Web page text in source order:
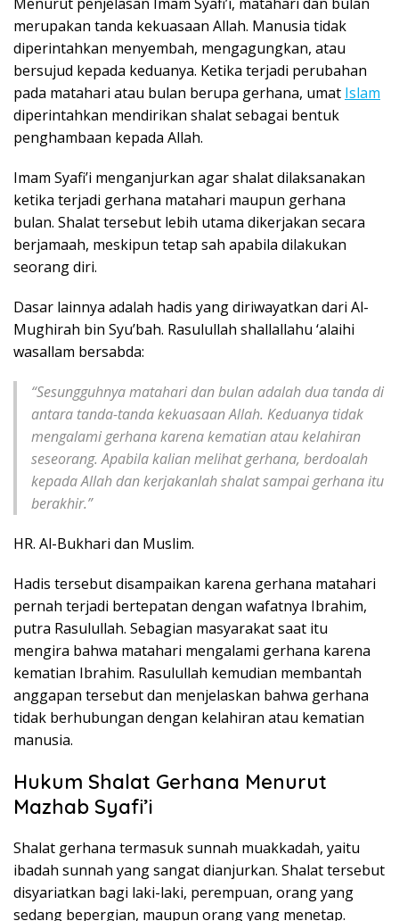
merupakan tanda kekuasaan Allah. Manusia tidak
diperintahkan menyembah, mengagungkan, atau
bersujud kepada keduanya. Ketika terjadi perubahan
pada matahari atau bulan berupa gerhana, umat Islam
diperintahkan mendirikan shalat sebagai bentuk
penghambaan kepada Allah.
Imam Syafi’i menganjurkan agar shalat dilaksanakan
ketika terjadi gerhana matahari maupun gerhana
bulan. Shalat tersebut lebih utama dikerjakan secara
berjamaah, meskipun tetap sah apabila dilakukan
seorang diri.
Dasar lainnya adalah hadis yang diriwayatkan dari Al-
Mughirah bin Syu’bah. Rasulullah shallallahu ‘alaihi
wasallam bersabda:
“Sesungguhnya matahari dan bulan adalah dua tanda di
antara tanda-tanda kekuasaan Allah. Keduanya tidak
mengalami gerhana karena kematian atau kelahiran
seseorang. Apabila kalian melihat gerhana, berdoalah
kepada Allah dan kerjakanlah shalat sampai gerhana itu
berakhir.”
HR. Al-Bukhari dan Muslim.
Hadis tersebut disampaikan karena gerhana matahari
pernah terjadi bertepatan dengan wafatnya Ibrahim,
putra Rasulullah. Sebagian masyarakat saat itu
mengira bahwa matahari mengalami gerhana karena
kematian Ibrahim. Rasulullah kemudian membantah
anggapan tersebut dan menjelaskan bahwa gerhana
tidak berhubungan dengan kelahiran atau kematian
manusia.
Hukum Shalat Gerhana Menurut
Mazhab Syafi’i
Shalat gerhana termasuk sunnah muakkadah, yaitu
ibadah sunnah yang sangat dianjurkan. Shalat tersebut
disyariatkan bagi laki-laki, perempuan, orang yang
sedang bepergian, maupun orang yang menetap.